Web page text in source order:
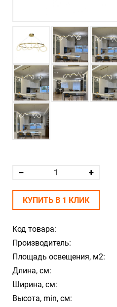
Код товара:
Производитель:
Площадь освещения, м2:
Длина, см:
Ширина, см:
Высота, min, см:
КУПИТЬ В 1 КЛИК